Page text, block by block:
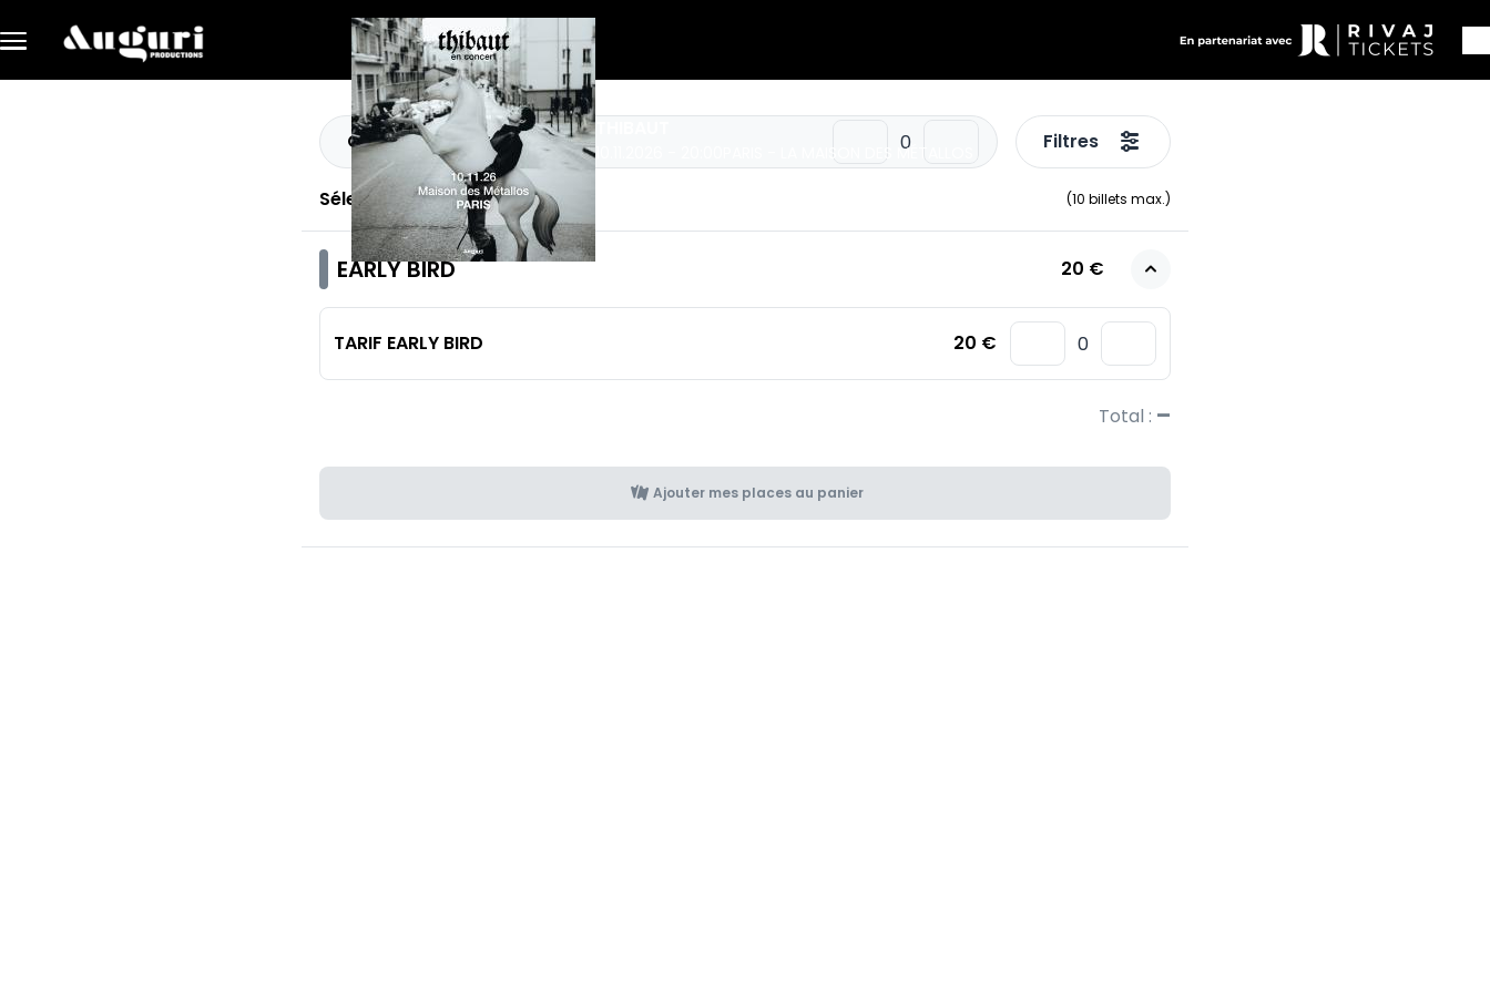
THIBAUT
10.11.2026 - 20:00 PARIS - LA MAISON DES MÉTALLOS
Quantité Filtres
Sélectionnez une quantité (10 billets max.)
EARLY BIRD 20 €
TARIF EARLY BIRD 20 €
Total : –
Ajouter mes places au panier